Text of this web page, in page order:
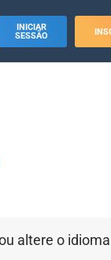
INICIAR
SESSÃO